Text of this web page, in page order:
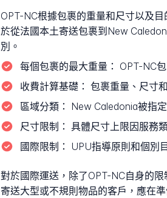
OPT-NC根據包裹的重量和尺寸以及
於從法國本土寄送包裹到New
別。
每個包裹的最大重量：
OPT-NC
收費計算基礎： 包裹重量、尺寸
區域分類：
New Caledonia被指
尺寸限制： 具體尺寸上限因服務
國際限制：
UPU指導原則和個別
對於國際運送，除了OPT-NC自身的
寄送大型或不規則物品的客戶，應在